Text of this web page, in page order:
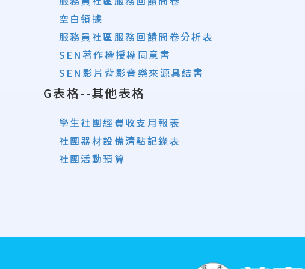
空白領據
服務員社區服務回饋問卷分析表
SEN著作權授權同意書
SEN影片背影音樂來源具結書
G表格--其他表格
學生社團經費收支月報表
社團器材設備清點記錄表
社團活動預算